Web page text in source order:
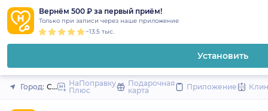
Вернём 500 ₽ за первый приём!
Только при записи через наше приложение
~13.5 тыс.
Установить
Закрыть
Город: СургутНаПоправку
Плюс
Подарочная
карта
Приложение